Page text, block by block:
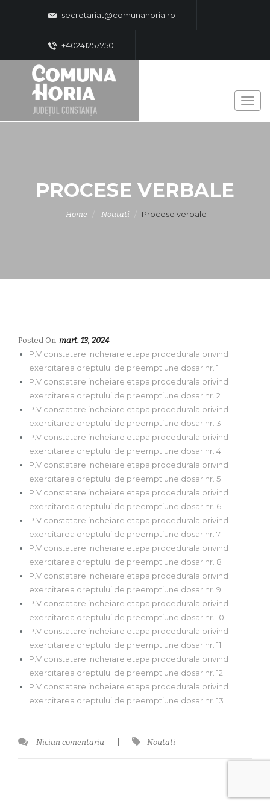
secretariat@comunahoria.ro
+40241257750
PROCESE VERBALE
Home Noutati Procese verbale
Posted On mart. 13, 2024
P.V constatare incheiare etapa procedurala privind
exercitarea dreptului de preemptiune dosar nr. 1
P.V constatare incheiare etapa procedurala privind
exercitarea dreptului de preemptiune dosar nr. 2
P.V constatare incheiare etapa procedurala privind
exercitarea dreptului de preemptiune dosar nr. 3
P.V constatare incheiare etapa procedurala privind
exercitarea dreptului de preemptiune dosar nr. 4
P.V constatare incheiare etapa procedurala privind
exercitarea dreptului de preemptiune dosar nr. 5
P.V constatare incheiare etapa procedurala privind
exercitarea dreptului de preemptiune dosar nr. 6
P.V constatare incheiare etapa procedurala privind
exercitarea dreptului de preemptiune dosar nr. 7
P.V constatare incheiare etapa procedurala privind
exercitarea dreptului de preemptiune dosar nr. 8
P.V constatare incheiare etapa procedurala privind
exercitarea dreptului de preemptiune dosar nr. 9
P.V constatare incheiare etapa procedurala privind
exercitarea dreptului de preemptiune dosar nr. 10
P.V constatare incheiare etapa procedurala privind
exercitarea dreptului de preemptiune dosar nr. 11
P.V constatare incheiare etapa procedurala privind
exercitarea dreptului de preemptiune dosar nr. 12
P.V constatare incheiare etapa procedurala privind
exercitarea dreptului de preemptiune dosar nr. 13
Niciun comentariu Noutati